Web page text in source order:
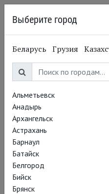
Выберите город
Беларусь Грузия
Альметьевск
Анадырь
Архангельск
Астрахань
Барнаул
Батайск
Белгород
Бийск
Брянск